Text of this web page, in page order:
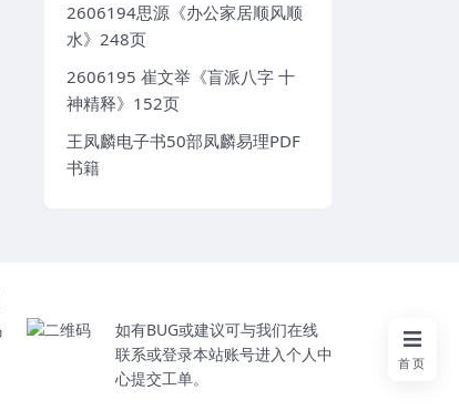
2606194思源《办公家居顺风顺
水》248页
2606195 崔文举《盲派八字 十
神精释》152页
王凤麟电子书50部凤麟易理PDF
书籍
如有BUG或建议可与我们在线
联系或登录本站账号进入个人中
心提交工单。
首页